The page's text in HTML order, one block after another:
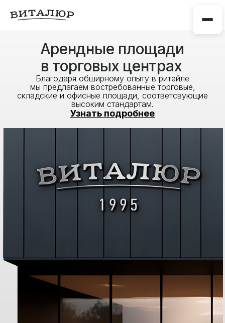
Арендные площади
в торговых центрах
Благодаря обширному опыту в ритейле
мы предлагаем востребованные торговые,
складские и офисные площади, соответсвующие
высоким стандартам.
Узнать подробнее